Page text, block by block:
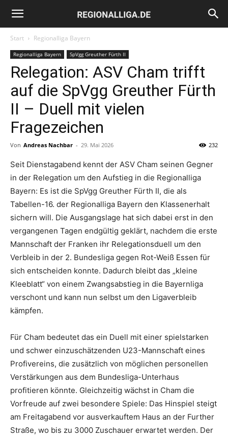
Regionalliga.de
Start Regionalliga Bayern
Regionalliga Bayern SpVgg Greuther Fürth II
Relegation: ASV Cham trifft
auf die SpVgg Greuther Fürth
II – Duell mit vielen
Fragezeichen
Von Andreas Nachbar - 29. Mai 2026 232
Seit Dienstagabend kennt der ASV Cham seinen Gegner
in der Relegation um den Aufstieg in die Regionalliga
Bayern: Es ist die SpVgg Greuther Fürth II, die als
Tabellen-16. der Regionalliga Bayern den Klassenerhalt
sichern will. Die Ausgangslage hat sich dabei erst in den
vergangenen Tagen endgültig geklärt, nachdem die erste
Mannschaft der Franken ihr Relegationsduell um den
Verbleib in der 2. Bundesliga gegen Rot-Weiß Essen für
sich entscheiden konnte. Dadurch bleibt das „kleine
Kleeblatt“ von einem Zwangsabstieg in die Bayernliga
verschont und kann nun selbst um den Ligaverbleib
kämpfen.
Für Cham bedeutet das ein Duell mit einer spielstarken
und schwer einzuschätzenden U23-Mannschaft eines
Profivereins, die zusätzlich von möglichen personellen
Verstärkungen aus dem Bundesliga-Unterhaus
profitieren könnte. Gleichzeitig wächst in Cham die
Vorfreude auf zwei besondere Spiele: Das Hinspiel steigt
am Freitagabend vor ausverkauftem Haus an der Further
Straße, wo bis zu 3000 Zuschauer erwartet werden. Der